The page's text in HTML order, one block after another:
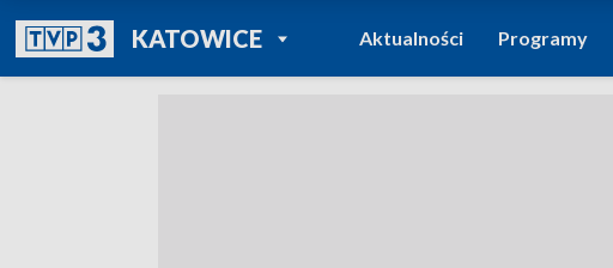
KATOWICEPOWRÓT DO
TVP REGIONY
Aktualności Programy